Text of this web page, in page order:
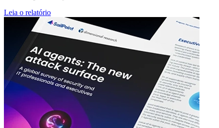
Leia o relatório